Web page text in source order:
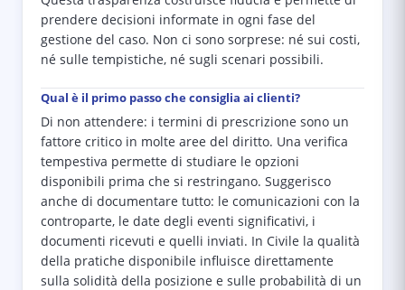
prendere decisioni informate in ogni fase del
gestione del caso. Non ci sono sorprese: né sui costi,
né sulle tempistiche, né sugli scenari possibili.
Qual è il primo passo che consiglia ai clienti?
Di non attendere: i termini di prescrizione sono un
fattore critico in molte aree del diritto. Una verifica
tempestiva permette di studiare le opzioni
disponibili prima che si restringano. Suggerisco
anche di documentare tutto: le comunicazioni con la
controparte, le date degli eventi significativi, i
documenti ricevuti e quelli inviati. In Civile la qualità
della pratiche disponibile influisce direttamente
sulla solidità della posizione e sulle probabilità di un